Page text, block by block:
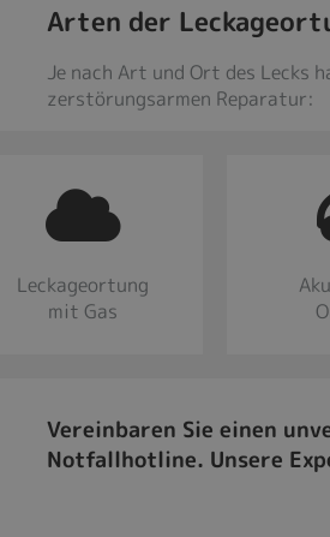
Arten der
Je nach Art und Ort des Lecks
zerstörungsarmen Reparatur:
Leckageortung
mit Gas
Vereinbaren Sie einen
Notfallhotline. Unsere